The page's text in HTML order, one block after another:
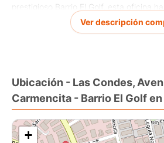
prestigioso Barrio El Golf, esta oficina
en el tercer piso y posee de 440 m2
empresas que buscan un espacio
organización para cualquier tipo de
calefacción mediante aire caliente y
asegurando un ambiente confortable
No dejes pasar esta oportunidad de
Ver descripción
Ubicación - Las Condes,
Carmencita - Barrio El Golf
+